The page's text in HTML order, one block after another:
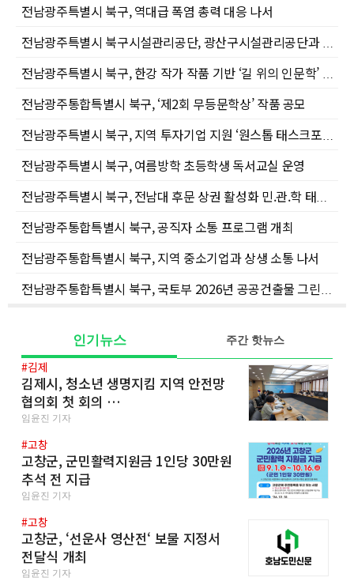
전남광주특별시 북구, 역대급 폭염 총력 대응 나서
전남광주통합특별시 북구, ‘제2회 무등문학상’ 작품 공모
전남광주특별시 북구, 여름방학 초등학생 독서교실 운영
전남광주통합특별시 북구, 공직자 소통 프로그램 개최
전남광주통합특별시 북구, 지역 중소기업과 상생 소통 나서
인기뉴스
#김제
김제시, 청소년 생명지킴 지역 안전망
협의회 첫 회의 …
임윤진 기자
#고창
고창군, 군민활력지원금 1인당 30만원
추석 전 지급
임윤진 기자
#고창
고창군, ‘선운사 영산전‘ 보물 지정서
전달식 개최
임윤진 기자
주간 핫뉴스